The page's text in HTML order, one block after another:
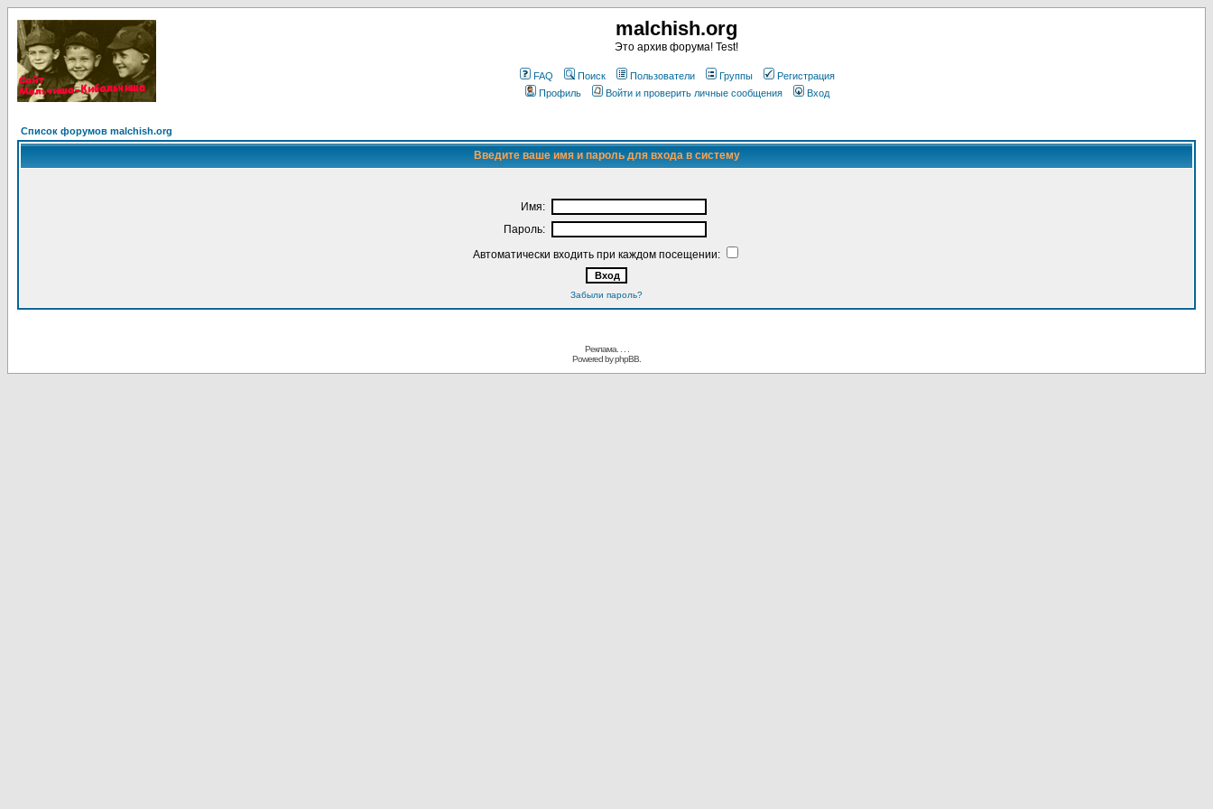
malchish.org
Это архив форума! Test!
FAQ Поиск Пользователи Группы
Регистрация
Профиль
Войти и проверить личные сообщения Вход
Список форумов malchish.org
Введите ваше имя и пароль для входа в систему
Имя:
Пароль:
Автоматически входить при каждом посещении:
Забыли пароль?
Реклама. . .
Powered byphpBB.